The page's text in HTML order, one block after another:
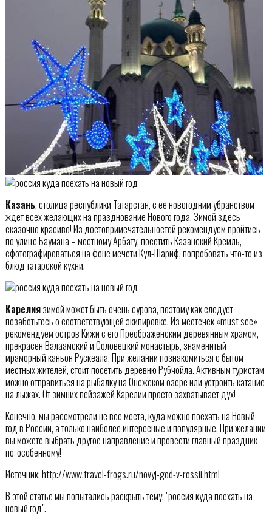
Казань, столица республики Татарстан, с ее новогодним убранством
ждет всех желающих на празднование Нового года. Зимой здесь
сказочно красиво! Из достопримечательностей рекомендуем пройтись
по улице Баумана – местному Арбату, посетить Казанский Кремль,
сфотографироваться на фоне мечети Кул-Шариф, попробовать что-то из
блюд татарской кухни.
Карелиязимой может быть очень сурова, поэтому как следует
позаботьтесь о соответствующей экипировке. Из местечек «must see»
рекомендуем остров Кижи с его Преображенским деревянным храмом,
прекрасен Валаамский и Соловецкий монастырь, знаменитый
мраморный каньон Рускеала. При желании познакомиться с бытом
местных жителей, стоит посетить деревню Рубчойла. Активным туристам
можно отправиться на рыбалку на Онежском озере или устроить катание
на лыжах. От зимних пейзажей Карелии просто захватывает дух!
Конечно, мы рассмотрели не все места, куда можно поехать на Новый
год в России, а только наиболее интересные и популярные. При желании
вы можете выбрать другое направление и провести главный праздник
по-особенному!
Источник: http://www.travel-frogs.ru/novyj-god-v-rossii.html
В этой статье мы попытались раскрыть тему: "россия куда поехать на
новый год".